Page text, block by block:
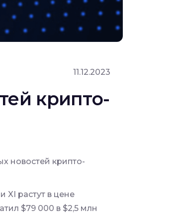
11.12.2023
крипто-
новостей крипто-
XI растут в цене
$79 000 в $2,5 млн